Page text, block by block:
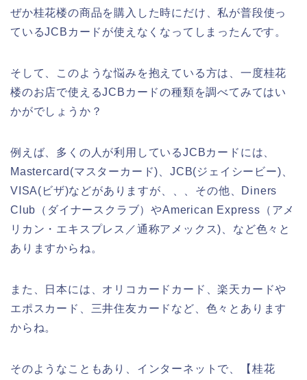
ぜか桂花楼の商品を購入した時にだけ、私が普段使っ
ているJCBカードが使えなくなってしまったんです。
そして、このような悩みを抱えている方は、一度桂花
楼のお店で使えるJCBカードの種類を調べてみてはい
かがでしょうか？
例えば、多くの人が利用しているJCBカードには、
Mastercard(マスターカード)、JCB(ジェイシービー)、
VISA(ビザ)などがありますが、、、その他、Diners
Club（ダイナースクラブ）やAmerican Express（アメ
リカン・エキスプレス／通称アメックス)、など色々と
ありますからね。
また、日本には、オリコカードカード、楽天カードや
エポスカード、三井住友カードなど、色々とあります
からね。
そのようなこともあり、インターネットで、【桂花